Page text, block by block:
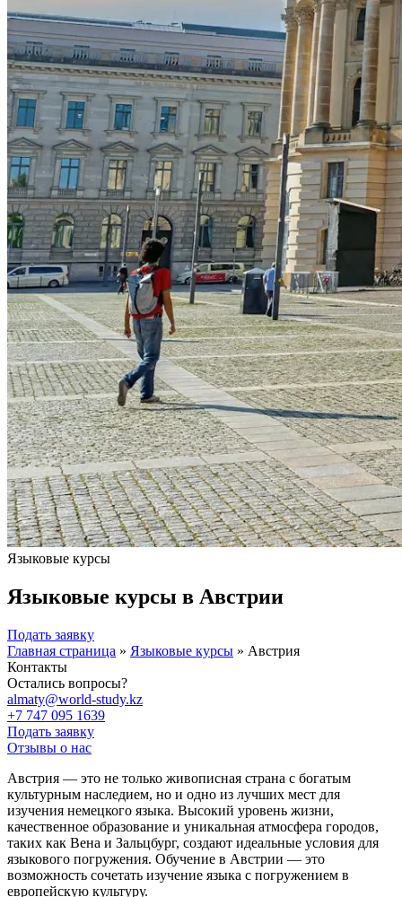
Языковые курсы
Языковые курсы в Австрии
Подать заявку
Главная страница » Языковые курсы » Австрия
Контакты
Остались вопросы?
almaty@world-study.kz
+7 747 095 1639
Подать заявку
Отзывы о нас
Австрия — это не только живописная страна с богатым
культурным наследием, но и одно из лучших мест для
изучения немецкого языка. Высокий уровень жизни,
качественное образование и уникальная атмосфера городов,
таких как Вена и Зальцбург, создают идеальные условия для
языкового погружения. Обучение в Австрии — это
возможность сочетать изучение языка с погружением в
европейскую культуру.